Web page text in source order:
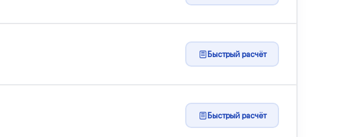
Быстрый расчёт
Быстрый расчёт